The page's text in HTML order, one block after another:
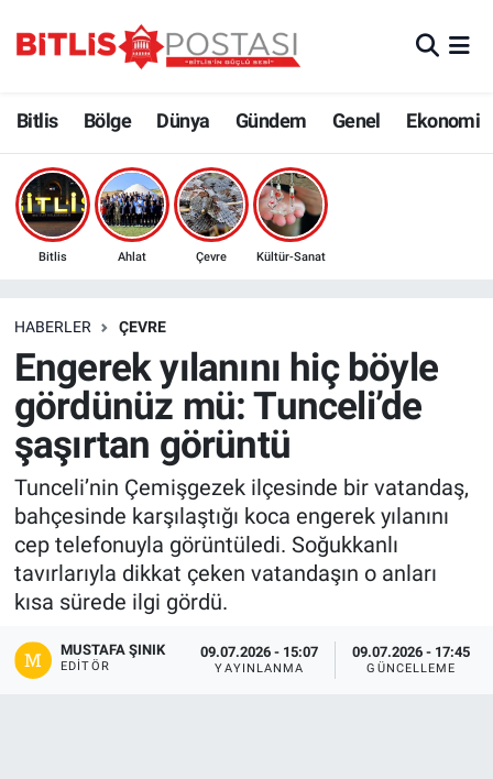
Bitlis Bölge Dünya Gündem Genel Ekonomi
Bitlis Ahlat Çevre Kültür-Sanat
HABERLER ÇEVRE
Engerek yılanını hiç böyle
gördünüz mü: Tunceli’de
şaşırtan görüntü
Tunceli’nin Çemişgezek ilçesinde bir vatandaş,
bahçesinde karşılaştığı koca engerek yılanını
cep telefonuyla görüntüledi. Soğukkanlı
tavırlarıyla dikkat çeken vatandaşın o anları
kısa sürede ilgi gördü.
MUSTAFA ŞINIK
EDITÖR
09.07.2026 - 15:07
YAYINLANMA
09.07.2026 - 17:45
GÜNCELLEME
Bölge
Çevre
Eğitim
Ekonomi
Genel
Gündem
Kültür-Sanat
Magazin
Bitlis Trafik Yoğunluk Haritası
Süper Lig Puan Durumu ve Fikstür
Son Dakika Haberleri
Haber Arşivi